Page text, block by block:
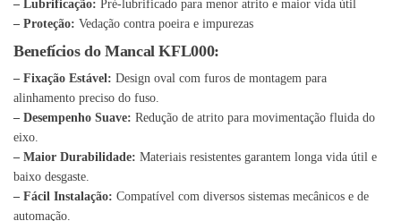
– Lubrificação: Pré-lubrificado para menor atrito e maior vida útil
– Proteção: Vedação contra poeira e impurezas
Benefícios do Mancal KFL000:
– Fixação Estável: Design oval com furos de montagem para
alinhamento preciso do fuso.
– Desempenho Suave: Redução de atrito para movimentação fluida do
eixo.
– Maior Durabilidade: Materiais resistentes garantem longa vida útil e
baixo desgaste.
– Fácil Instalação: Compatível com diversos sistemas mecânicos e de
automação.